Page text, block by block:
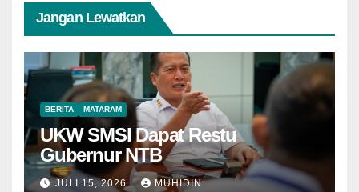
Jangan Lewatkan
BERITA MATARAM
UKW SMSI Dapat Restu
Gubernur NTB
JULI 15, 2026 MUHIDIN